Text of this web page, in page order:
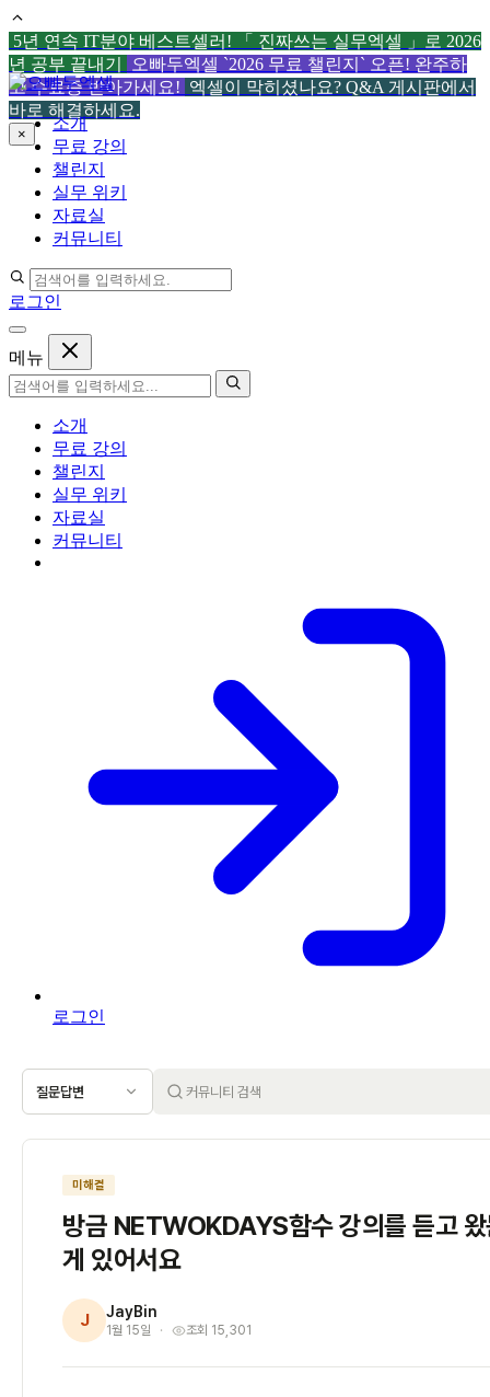
5년 연속 IT분야 베스트셀러! 「 진짜쓰는 실무엑셀 」로 2026
년 공부 끝내기
오빠두엑셀 `2026 무료 챌린지` 오픈! 완주하
고 수료증 받아가세요! 엑셀이 막히셨나요? Q&A 게시판에서
바로 해결하세요.
×
컨
텐
츠
로
소개
무료 강의
챌린지
실무 위키
자료실
커뮤니티
로그인
메뉴
소개
무료 강의
챌린지
실무 위키
자료실
커뮤니티
로그인
질문답변
미해결
방금 NETWOKDAYS함수 강의를 듣고
게 있어서요
J JayBin
1월 15일 조회 15,301